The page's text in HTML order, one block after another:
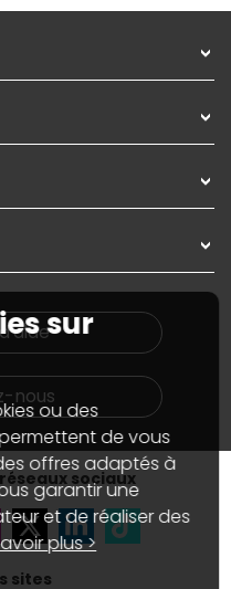
nous
sociaux
sites
sur
ou des
de vous
offres adaptés à
garantir une
et de réaliser des
plus >